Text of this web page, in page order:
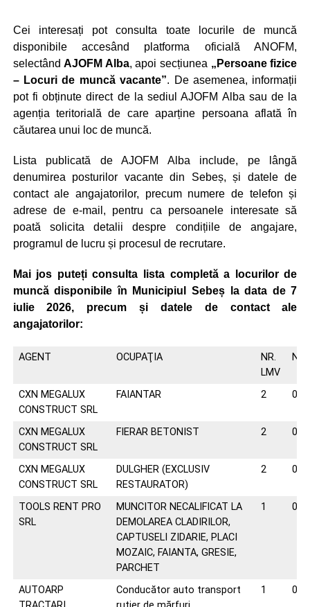
Cei interesați pot consulta toate locurile de muncă
disponibile accesând platforma oficială ANOFM,
selectândAJOFM Alba, apoi secțiunea „Persoane fizice
– Locuri de muncă vacante”. De asemenea, informații
pot fi obținute direct de la sediul AJOFM Alba sau de la
agenția teritorială de care aparține persoana aflată în
căutarea unui loc de muncă.
Lista publicată de AJOFM Alba include, pe lângă
denumirea posturilor vacante din Sebeș, și datele de
contact ale angajatorilor, precum numere de telefon și
adrese de e-mail, pentru ca persoanele interesate să
poată solicita detalii despre condițiile de angajare,
programul de lucru și procesul de recrutare.
Mai jos puteți consulta lista completă a locurilor de
muncă disponibile în Municipiul Sebeș la data de 7
iulie 2026, precum și datele de contact ale
angajatorilor:
AGENT OCUPAŢIA
NR.
LMV
CXN MEGALUX
CONSTRUCT SRL
FAIANTAR 2
CXN MEGALUX
CONSTRUCT SRL
FIERAR BETONIST 2
CXN MEGALUX
CONSTRUCT SRL
DULGHER (EXCLUSIV
RESTAURATOR)
2
TOOLS RENT PRO
SRL
MUNCITOR NECALIFICAT LA
DEMOLAREA CLADIRILOR,
CAPTUSELI ZIDARIE, PLACI
MOZAIC, FAIANTA, GRESIE,
PARCHET
1
AUTOARP
Conducător auto transport
1